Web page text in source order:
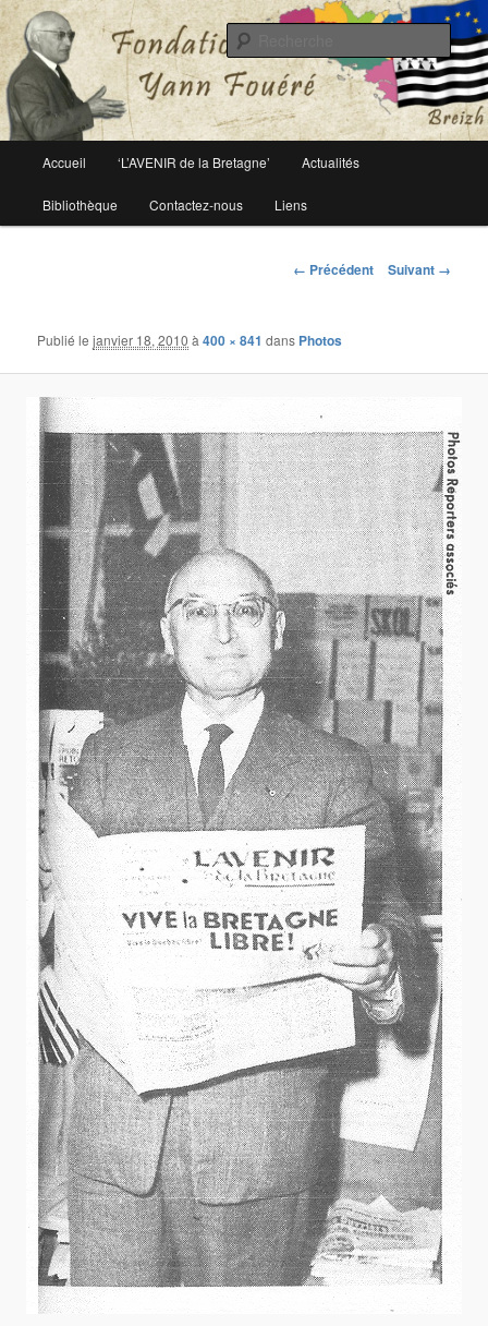
Fondation Yann Fouéré
Le site officiel de la fondation Yann Fouéré
principal
Aller
au
Accueil ‘L’AVENIR de la Bretagne’ Actualités
Bibliothèque Contactez-nous Liens
Navigation
← Précédent Suivant →
Publié lejanvier 18, 2010 à400 × 841 dans Photos